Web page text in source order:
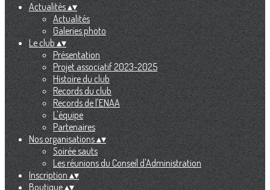
Actualités▴▾
Actualités
Galeries photo
Le club▴▾
Présentation
Projet associatif 2023-2025
Histoire du club
Records du club
Records de l'ENAA
L'équipe
Partenaires
Nos organisations▴▾
Soirée sauts
Les réunions du Conseil d'Administration
Inscription▴▾
Boutique▴▾